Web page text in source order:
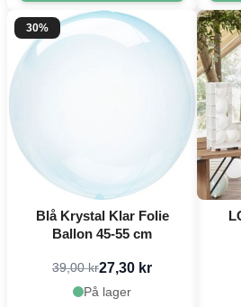
30%
Blå Krystal Klar Folie
Ballon 45-55 cm
39,00 kr27,30 kr
På lager